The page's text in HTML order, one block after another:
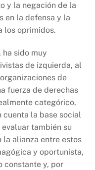
y la negación de la
en la defensa y la
los oprimidos.
ha sido muy
de izquierda, al
de
fuerza de derechas
categórico,
cuenta la base social
también su
alianza entre estos
y oportunista,
constante y, por